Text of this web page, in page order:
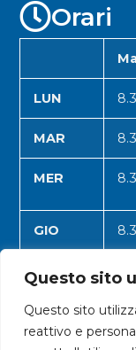
Questo sito
Questo sito
reattivo e
Orari
LUN
MAR
MER
GIO
VEN